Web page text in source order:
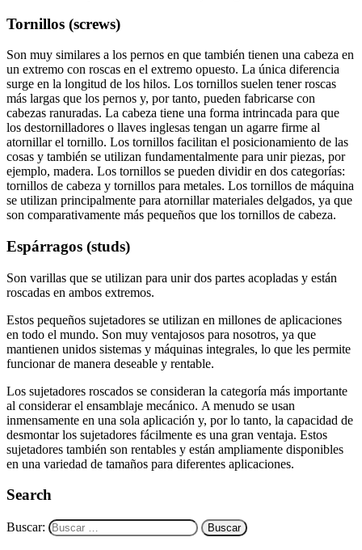
Tornillos (screws)
Son muy similares a los pernos en que también tienen una cabeza en
un extremo con roscas en el extremo opuesto. La única diferencia
surge en la longitud de los hilos. Los tornillos suelen tener roscas
más largas que los pernos y, por tanto, pueden fabricarse con
cabezas ranuradas. La cabeza tiene una forma intrincada para que
los destornilladores o llaves inglesas tengan un agarre firme al
atornillar el tornillo. Los tornillos facilitan el posicionamiento de las
cosas y también se utilizan fundamentalmente para unir piezas, por
ejemplo, madera. Los tornillos se pueden dividir en dos categorías:
tornillos de cabeza y tornillos para metales. Los tornillos de máquina
se utilizan principalmente para atornillar materiales delgados, ya que
son comparativamente más pequeños que los tornillos de cabeza.
Espárragos (studs)
Son varillas que se utilizan para unir dos partes acopladas y están
roscadas en ambos extremos.
Estos pequeños sujetadores se utilizan en millones de aplicaciones
en todo el mundo. Son muy ventajosos para nosotros, ya que
mantienen unidos sistemas y máquinas integrales, lo que les permite
funcionar de manera deseable y rentable.
Los sujetadores roscados se consideran la categoría más importante
al considerar el ensamblaje mecánico. A menudo se usan
inmensamente en una sola aplicación y, por lo tanto, la capacidad de
desmontar los sujetadores fácilmente es una gran ventaja. Estos
sujetadores también son rentables y están ampliamente disponibles
en una variedad de tamaños para diferentes aplicaciones.
Search
Buscar: